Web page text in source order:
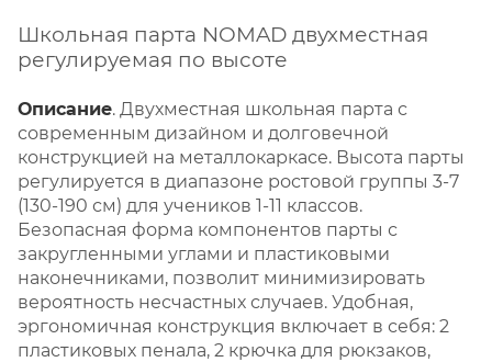
Школьная парта NOMAD двухместная
регулируемая по высоте
Описание. Двухместная школьная парта с
современным дизайном и долговечной
конструкцией на металлокаркасе. Высота парты
регулируется в диапазоне ростовой группы 3-7
(130-190 см) для учеников 1-11 классов.
Безопасная форма компонентов парты с
закругленными углами и пластиковыми
наконечниками, позволит минимизировать
вероятность несчастных случаев. Удобная,
эргономичная конструкция включает в себя: 2
пластиковых пенала, 2 крючка для рюкзаков,